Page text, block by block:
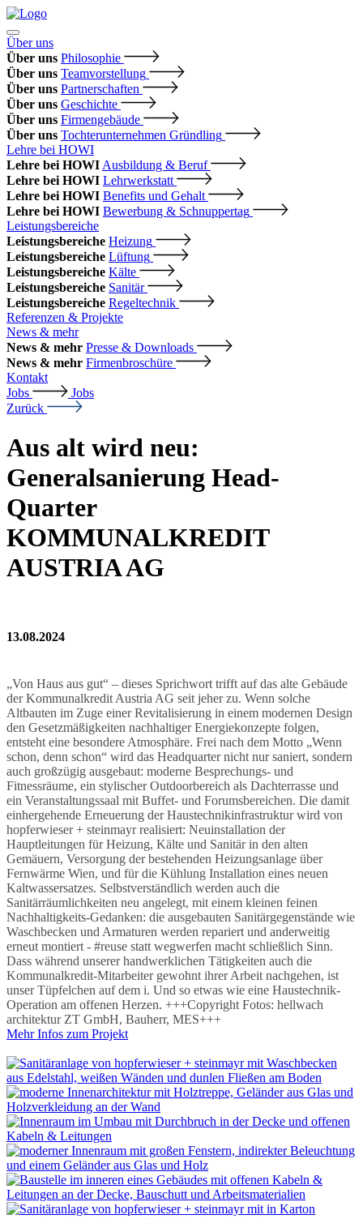
Über uns
Über uns Philosophie
Über uns Teamvorstellung
Über uns Partnerschaften
Über uns Geschichte
Über uns Firmengebäude
Über uns Tochterunternehmen Gründling
Lehre bei HOWI
Lehre bei HOWI Ausbildung & Beruf
Lehre bei HOWI Lehrwerkstatt
Lehre bei HOWI Benefits und Gehalt
Lehre bei HOWI Bewerbung & Schnuppertag
Leistungsbereiche
Leistungsbereiche Heizung
Leistungsbereiche Lüftung
Leistungsbereiche Kälte
Leistungsbereiche Sanitär
Leistungsbereiche Regeltechnik
Referenzen & Projekte
News & mehr
News & mehr Presse & Downloads
News & mehr Firmenbroschüre
Kontakt
Jobs
Jobs
Zurück
Aus alt wird neu:
Generalsanierung Head-
Quarter
KOMMUNALKREDIT
AUSTRIA AG
13.08.2024
„Von Haus aus gut“ – dieses Sprichwort trifft auf das alte Gebäude
der Kommunalkredit Austria AG seit jeher zu. Wenn solche
Altbauten im Zuge einer Revitalisierung in einem modernen Design
den Gesetzmäßigkeiten nachhaltiger Energiekonzepte folgen,
entsteht eine besondere Atmosphäre. Frei nach dem Motto „Wenn
schon, denn schon“ wird das Headquarter nicht nur saniert, sondern
auch großzügig ausgebaut: moderne Besprechungs- und
Fitnessräume, ein stylischer Outdoorbereich als Dachterrasse und
ein Veranstaltungssaal mit Buffet- und Forumsbereichen. Die damit
einhergehende Erneuerung der Haustechnikinfrastruktur wird von
hopferwieser + steinmayr realisiert: Neuinstallation der
Hauptleitungen für Heizung, Kälte und Sanitär in den alten
Gemäuern, Versorgung der bestehenden Heizungsanlage über
Fernwärme Wien, und für die Kühlung Installation eines neuen
Kaltwassersatzes. Selbstverständlich werden auch die
Sanitärräumlichkeiten neu angelegt, mit einem kleinen feinen
Nachhaltigkeits-Gedanken: die ausgebauten Sanitärgegenstände wie
Waschbecken und Armaturen werden repariert und anderweitig
erneut montiert - #reuse statt wegwerfen macht schließlich Sinn.
Dass während unserer handwerklichen Tätigkeiten auch die
Kommunalkredit-Mitarbeiter gewohnt ihrer Arbeit nachgehen, ist
unser Tüpfelchen auf dem i. Und so etwas wie eine Haustechnik-
Operation am offenen Herzen. +++Copyright Fotos: hellwach
architektur ZT GmbH, Bauherr, MES+++
Mehr Infos zum Projekt